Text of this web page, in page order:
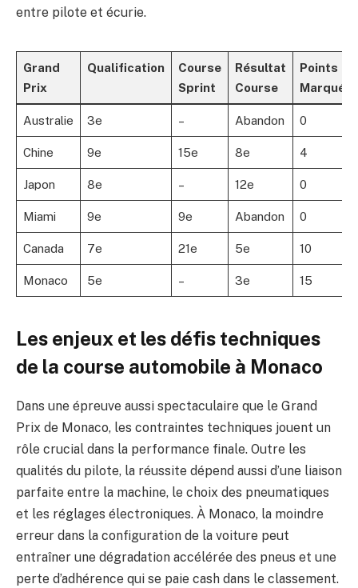
entre pilote et écurie.
Grand
Prix
Qualification
Course
Sprint
Résultat
Course
Points
Marqués
Australie 3e – Abandon 0
Chine 9e 15e 8e 4
Japon 8e – 12e 0
Miami 9e 9e Abandon 0
Canada 7e 21e 5e 10
Monaco 5e – 3e 15
Les enjeux et les défis techniques
de la course automobile à Monaco
Dans une épreuve aussi spectaculaire que le Grand
Prix de Monaco, les contraintes techniques jouent un
rôle crucial dans la performance finale. Outre les
qualités du pilote, la réussite dépend aussi d’une liaison
parfaite entre la machine, le choix des pneumatiques
et les réglages électroniques. À Monaco, la moindre
erreur dans la configuration de la voiture peut
entraîner une dégradation accélérée des pneus et une
perte d’adhérence qui se paie cash dans le classement.